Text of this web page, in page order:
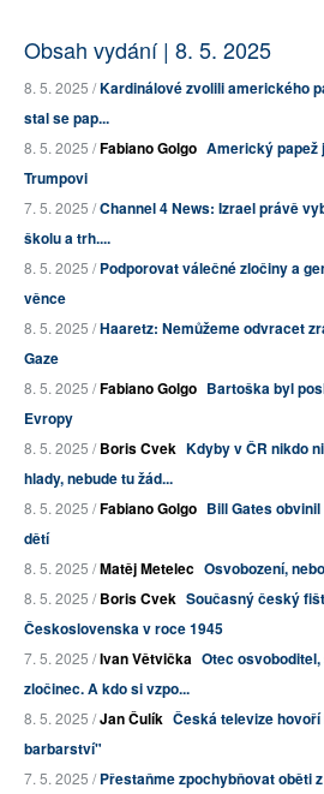
Obsah vydání | 8. 5. 2025
8. 5. 2025 /Kardinálové zvolili amerického
stal se pap...
8. 5. 2025 /Fabiano Golgo Americký papež
Trumpovi
7. 5. 2025 /Channel 4 News: Izrael právě
školu a trh....
8. 5. 2025 /Podporovat válečné zločiny a
věnce
8. 5. 2025 /Haaretz: Nemůžeme odvracet
Gaze
8. 5. 2025 /Fabiano Golgo Bartoška byl
Evropy
8. 5. 2025 /Boris Cvek Kdyby v ČR nikdo
hlady, nebude tu žád...
8. 5. 2025 /Fabiano Golgo Bill Gates
dětí
8. 5. 2025 /Matěj Metelec Osvobození,
8. 5. 2025 /Boris Cvek Současný český
Československa v roce 1945
7. 5. 2025 /Ivan Větvička Otec
zločinec. A kdo si vzpo...
8. 5. 2025 /Jan Čulík Česká televize
barbarství"
7. 5. 2025 /Přestaňme zpochybňovat oběti